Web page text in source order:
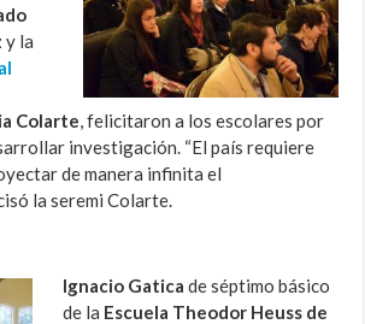
y la
Colarte, felicitaron a los escolares por
investigación. “El país requiere
de manera infinita el
la seremi Colarte.
Ignacio Gatica de séptimo básico
de la Escuela Theodor Heuss de